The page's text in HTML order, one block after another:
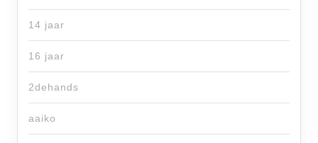
14 jaar
16 jaar
2dehands
aaiko